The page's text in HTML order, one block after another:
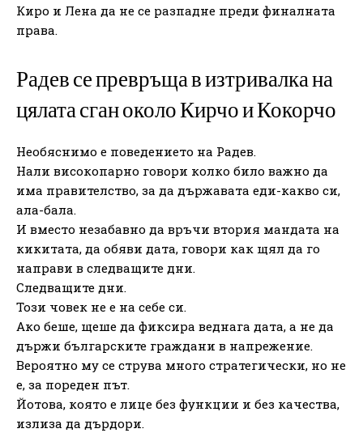
Киро и Лена да не се разпадне преди финалната
права.
Радев се превръща в изтривалка на
цялата сган около Кирчо и Кокорчо
Необяснимо е поведението на Радев.
Нали високопарно говори колко било важно да
има правителство, за да държавата еди-какво си,
ала-бала.
И вместо незабавно да връчи втория мандата на
кикитата, да обяви дата, говори как щял да го
направи в следващите дни.
Следващите дни.
Този човек не е на себе си.
Ако беше, щеше да фиксира веднага дата, а не да
държи българските граждани в напрежение.
Вероятно му се струва много стратегически, но не
е, за пореден път.
Йотова, която е лице без функции и без качества,
излиза да дърдори.